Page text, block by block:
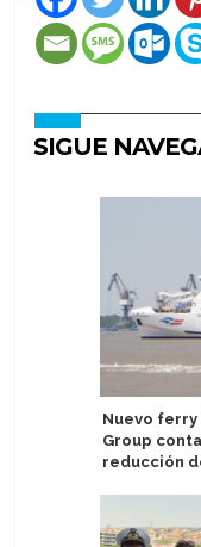
SIGUE
Nuevo ferry
Group
reducción